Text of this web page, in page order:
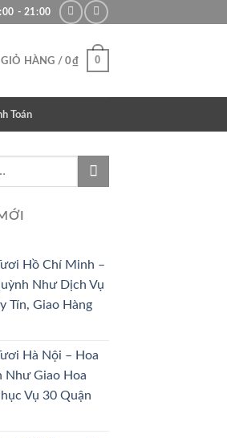
- 21:00
GIỎ HÀNG /0₫ 0
Toán
HOA KHAI TRƯƠNG
Hồ Chí Minh –
Như Dịch Vụ
Tín, Giao Hàng
Hà Nội – Hoa
Như Giao Hoa
Vụ 30 Quận